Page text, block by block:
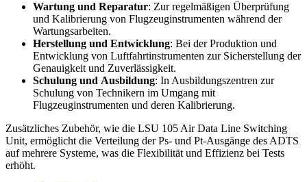
Wartung und Reparatur: Zur regelmäßigen Überprüfung
und Kalibrierung von Flugzeuginstrumenten während der
Wartungsarbeiten.
Herstellung und Entwicklung: Bei der Produktion und
Entwicklung von Luftfahrtinstrumenten zur Sicherstellung der
Genauigkeit und Zuverlässigkeit.
Schulung und Ausbildung: In Ausbildungszentren zur
Schulung von Technikern im Umgang mit
Flugzeuginstrumenten und deren Kalibrierung.
Zusätzliches Zubehör, wie die LSU 105 Air Data Line Switching
Unit, ermöglicht die Verteilung der Ps- und Pt-Ausgänge des ADTS
auf mehrere Systeme, was die Flexibilität und Effizienz bei Tests
erhöht.